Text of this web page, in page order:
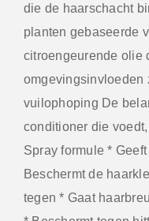
die de haarschacht
planten gebaseerde
citroengeurende olie
omgevingsinvloeden
vuilophoping De
conditioner die
Spray formule *
Beschermt de
tegen * Gaat